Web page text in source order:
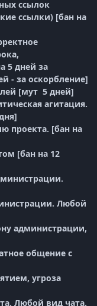
ссылок
ссылки) [бан на
5 дней за
- за оскорбление]
[мут 5 дней]
агитация.
проекта. [бан на
[бан на 12
Любой
администрации,
общение с
угроза
Любой вид чата.